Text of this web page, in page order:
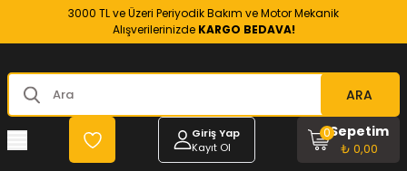
3000 TL ve Üzeri Periyodik Bakım ve Motor Mekanik
Alışverilerinizde KARGO BEDAVA!
ARA
Giriş Yap
Kayıt Ol
Sepetim
₺ 0,00
0